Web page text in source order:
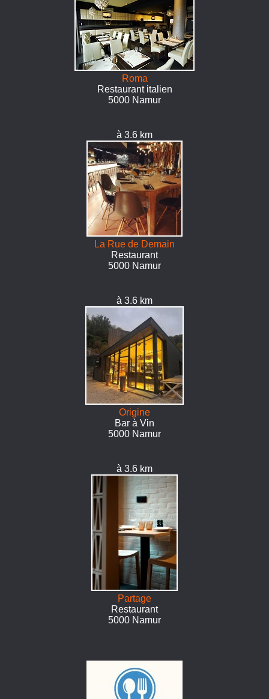
Roma
Restaurant italien
5000 Namur
à 3.6 km
La Rue de Demain
Restaurant
5000 Namur
à 3.6 km
Origine
Bar à Vin
5000 Namur
à 3.6 km
Partage
Restaurant
5000 Namur